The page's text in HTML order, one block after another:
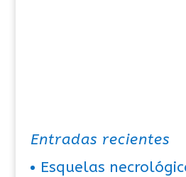
Entradas recientes
Esquelas